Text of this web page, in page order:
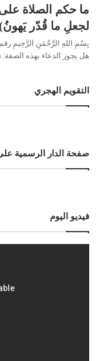
ما حكم الصلاة
لجعلِ ما قُدّر يَهونُ)
هل يجوز الدعاء بهذه الصفة:
التقويم الهجري
صفحة الدار الرسمية
فيديو اليوم